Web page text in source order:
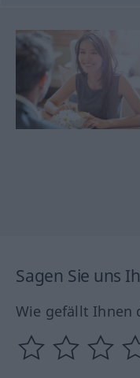
Sagen Sie uns
Wie gefällt Ihnen